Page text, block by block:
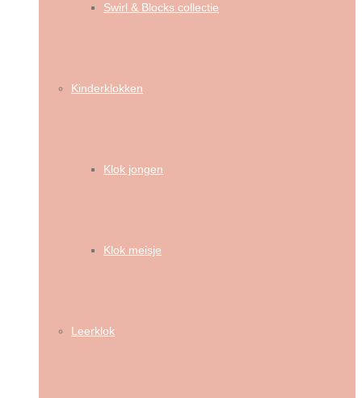
Swirl & Blocks collectie
Kinderklokken
Klok jongen
Klok meisje
Leerklok